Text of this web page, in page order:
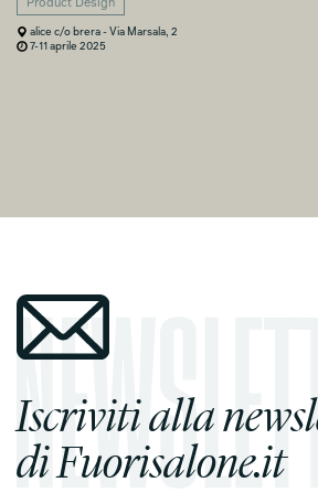
Product Design
alice c/o brera - Via Marsala, 2
7-11 aprile 2025
Iscriviti alla
di Fuorisalone.it